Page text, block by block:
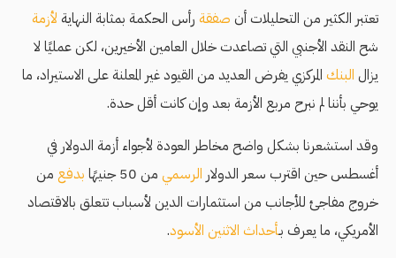
تعتبر الكثير من التحليلات أن صفقة رأس الحكمة بمثابة النهاية لأزمة
شح النقد الأجنبي التي تصاعدت خلال العامين الأخيرين، لكن عمليًا لا
يزال البنك المركزي يفرض العديد من القيود غير المعلنة على الاستيراد، ما
يوحي بأننا لم نبرح مربع الأزمة بعد وإن كانت أقل حدة.
وقد استشعرنا بشكل واضح مخاطر العودة لأجواء أزمة الدولار في
أغسطس حين اقترب سعر الدولار الرسمي من 50 جنيهًا بدفع من
خروج مفاجئ للأجانب من استثمارات الدين لأسباب تتعلق بالاقتصاد
الأمريكي، ما يعرف بـأحداث الاثنين الأسود.